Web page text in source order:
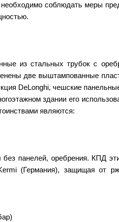
соблюдать меры
из стальных трубок с
две выштампованные
DeLonghi, чешские
здании его
являются:
панелей, оребрения. КПД
(Германия), защищая от